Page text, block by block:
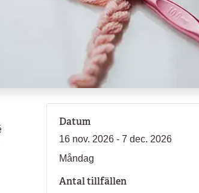
Datum
16 nov. 2026 - 7 dec. 2026
Måndag
Antal tillfällen